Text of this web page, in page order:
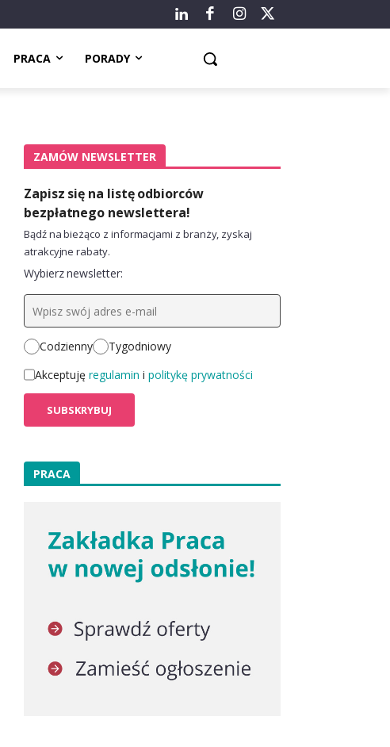
PRACA PORADY
ZAMÓW NEWSLETTER
Zapisz się na listę odbiorców
bezpłatnego newslettera!
Bądź na bieżąco z informacjami z branży, zyskaj
atrakcyjne rabaty.
Wybierz newsletter:
Codzienny
Tygodniowy
Akceptuję regulamin i politykę prywatności
PRACA